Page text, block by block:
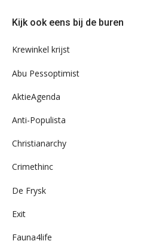
ons
Kijk ook eens bij de buren
Krewinkel krijst
Abu Pessoptimist
AktieAgenda
Anti-Populista
Christianarchy
Crimethinc
De Frysk
Exit
Fauna4life